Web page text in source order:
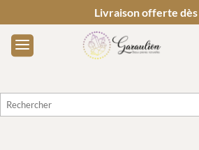
Livraison offerte